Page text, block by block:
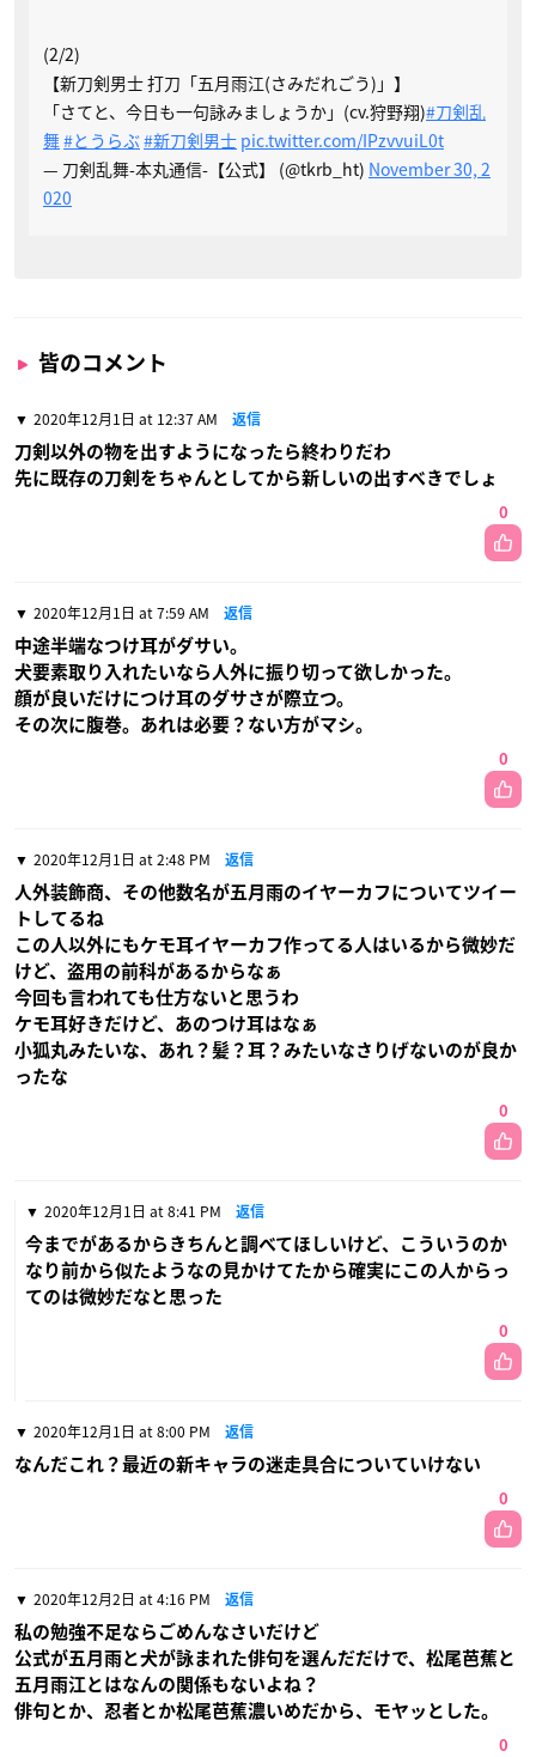
(2/2)
【新刀剣男士 打刀「五月雨江(さみだれごう)」】
「さてと、今日も一句詠みましょうか」(cv.狩野翔)#刀剣乱
舞#とうらぶ#新刀剣男士 pic.twitter.com/IPzvvuiL0t
— 刀剣乱舞-本丸通信-【公式】 (@tkrb_ht) November 30, 2
020
皆のコメント
2020年12月1日 at 12:37 AM 返信
刀剣以外の物を出すようになったら終わりだわ
先に既存の刀剣をちゃんとしてから新しいの出すべきでしょ
0
2020年12月1日 at 7:59 AM 返信
中途半端なつけ耳がダサい。
犬要素取り入れたいなら人外に振り切って欲しかった。
顔が良いだけにつけ耳のダサさが際立つ。
その次に腹巻。あれは必要？ない方がマシ。
0
2020年12月1日 at 2:48 PM 返信
人外装飾商、その他数名が五月雨のイヤーカフについてツイー
トしてるね
この人以外にもケモ耳イヤーカフ作ってる人はいるから微妙だ
けど、盗用の前科があるからなぁ
今回も言われても仕方ないと思うわ
ケモ耳好きだけど、あのつけ耳はなぁ
小狐丸みたいな、あれ？髪？耳？みたいなさりげないのが良か
ったな
0
2020年12月1日 at 8:41 PM 返信
今までがあるからきちんと調べてほしいけど、こういうのか
なり前から似たようなの見かけてたから確実にこの人からっ
てのは微妙だなと思った
0
2020年12月1日 at 8:00 PM 返信
なんだこれ？最近の新キャラの迷走具合についていけない
0
2020年12月2日 at 4:16 PM 返信
私の勉強不足ならごめんなさいだけど
公式が五月雨と犬が詠まれた俳句を選んだだけで、松尾芭蕉と
五月雨江とはなんの関係もないよね？
俳句とか、忍者とか松尾芭蕉濃いめだから、モヤッとした。
0